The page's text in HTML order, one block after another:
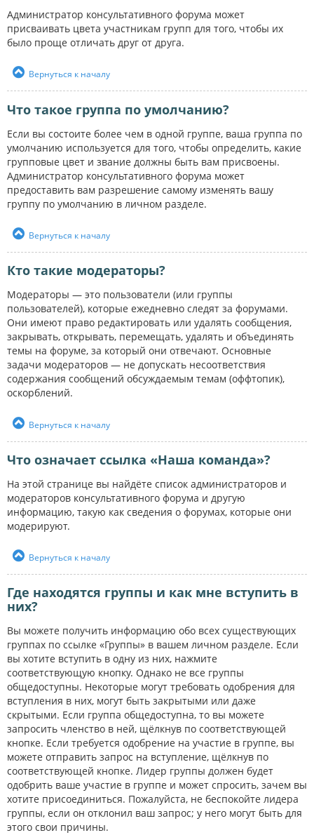
Администратор консультативного форума может
присваивать цвета участникам групп для того, чтобы их
было проще отличать друг от друга.
Вернуться к началу
Что такое группа по умолчанию?
Если вы состоите более чем в одной группе, ваша группа по
умолчанию используется для того, чтобы определить, какие
групповые цвет и звание должны быть вам присвоены.
Администратор консультативного форума может
предоставить вам разрешение самому изменять вашу
группу по умолчанию в личном разделе.
Вернуться к началу
Кто такие модераторы?
Модераторы — это пользователи (или группы
пользователей), которые ежедневно следят за форумами.
Они имеют право редактировать или удалять сообщения,
закрывать, открывать, перемещать, удалять и объединять
темы на форуме, за который они отвечают. Основные
задачи модераторов — не допускать несоответствия
содержания сообщений обсуждаемым темам (оффтопик),
оскорблений.
Вернуться к началу
Что означает ссылка «Наша команда»?
На этой странице вы найдёте список администраторов и
модераторов консультативного форума и другую
информацию, такую как сведения о форумах, которые они
модерируют.
Вернуться к началу
Где находятся группы и как мне вступить в
них?
Вы можете получить информацию обо всех существующих
группах по ссылке «Группы» в вашем личном разделе. Если
вы хотите вступить в одну из них, нажмите
соответствующую кнопку. Однако не все группы
общедоступны. Некоторые могут требовать одобрения для
вступления в них, могут быть закрытыми или даже
скрытыми. Если группа общедоступна, то вы можете
запросить членство в ней, щёлкнув по соответствующей
кнопке. Если требуется одобрение на участие в группе, вы
можете отправить запрос на вступление, щёлкнув по
соответствующей кнопке. Лидер группы должен будет
одобрить ваше участие в группе и может спросить, зачем вы
хотите присоединиться. Пожалуйста, не беспокойте лидера
группы, если он отклонил ваш запрос; у него могут быть для
этого свои причины.